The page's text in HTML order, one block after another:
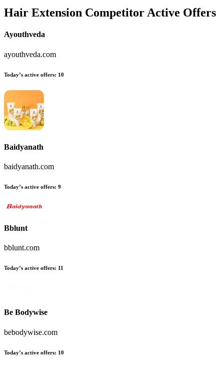
Hair Extension Competitor Active Offers
Ayouthveda
ayouthveda.com
Today’s active offers: 10
Baidyanath
baidyanath.com
Today’s active offers: 9
Bblunt
bblunt.com
Today’s active offers: 11
Be Bodywise
bebodywise.com
Today’s active offers: 10